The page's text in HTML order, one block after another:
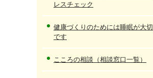
レスチェック
健康づくりのためには睡眠が大切
です
こころの相談（相談窓口一覧）